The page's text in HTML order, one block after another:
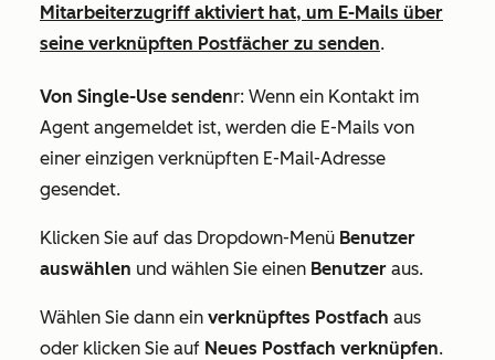
Mitarbeiterzugriff aktiviert hat, um E-Mails über
seine verknüpften Postfächer zu senden.
Von Single-Use sendenr: Wenn ein Kontakt im
Agent angemeldet ist, werden die E-Mails von
einer einzigen verknüpften E-Mail-Adresse
gesendet.
Klicken Sie auf das Dropdown-Menü Benutzer
auswählen und wählen Sie einen Benutzer aus.
Wählen Sie dann ein verknüpftes Postfach aus
oder klicken Sie auf Neues Postfach verknüpfen.